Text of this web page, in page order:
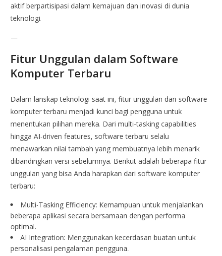
aktif berpartisipasi dalam kemajuan dan inovasi di dunia
teknologi.
—
Fitur Unggulan dalam Software
Komputer Terbaru
Dalam lanskap teknologi saat ini, fitur unggulan dari software
komputer terbaru menjadi kunci bagi pengguna untuk
menentukan pilihan mereka. Dari multi-tasking capabilities
hingga AI-driven features, software terbaru selalu
menawarkan nilai tambah yang membuatnya lebih menarik
dibandingkan versi sebelumnya. Berikut adalah beberapa fitur
unggulan yang bisa Anda harapkan dari software komputer
terbaru:
Multi-Tasking Efficiency: Kemampuan untuk menjalankan
beberapa aplikasi secara bersamaan dengan performa
optimal.
AI Integration: Menggunakan kecerdasan buatan untuk
personalisasi pengalaman pengguna.